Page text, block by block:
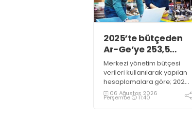
2025’te bütçeden
Ar-Ge’ye 253,5
milyar lira harcandı
Merkezi yönetim bütçesi
verileri kullanılarak yapılan
hesaplamalara göre; 2025
yılında Ar-Ge faaliyetleri için
gerçekleştirilen harcama
06 Ağustos 2026
Perşembe 11:40